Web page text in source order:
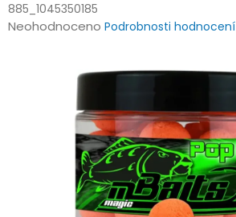
885_1045350185
Průměrné
Neohodnoceno Podrobnosti hodnocení